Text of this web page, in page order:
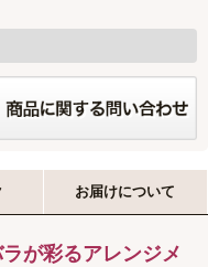
お届けについて
が彩るアレンジメ